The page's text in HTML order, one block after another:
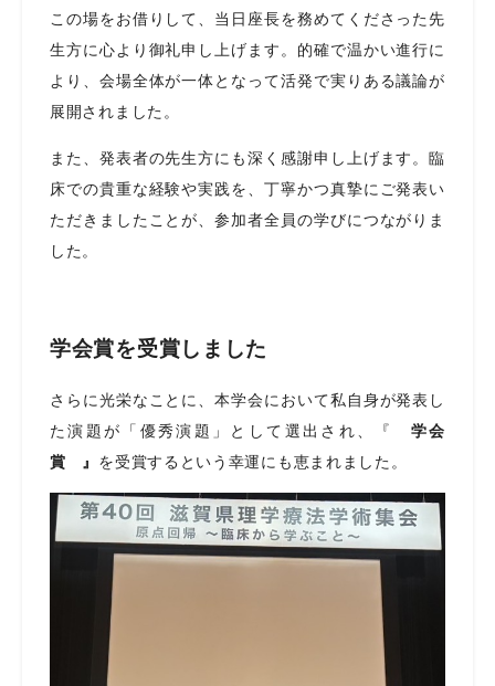
この場をお借りして、当日座長を務めてくださった先
生方に心より御礼申し上げます。的確で温かい進行に
より、会場全体が一体となって活発で実りある議論が
展開されました。
また、発表者の先生方にも深く感謝申し上げます。臨
床での貴重な経験や実践を、丁寧かつ真摯にご発表い
ただきましたことが、参加者全員の学びにつながりま
した。
学会賞を受賞しました
さらに光栄なことに、本学会において私自身が発表し
た演題が「優秀演題」として選出され、『 学会
賞 』 を受賞するという幸運にも恵まれました。